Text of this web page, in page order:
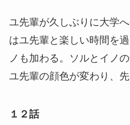
ユ先輩が久しぶりに大学
はユ先輩と楽しい時間を
ノも加わる。ソルとイノ
ユ先輩の顔色が変わり、先
１２話